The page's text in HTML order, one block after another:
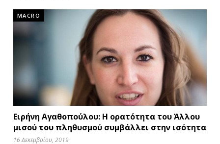
MACRO
Ειρήνη Αγαθοπούλου: Η ορατότητα του Άλλου
μισού του πληθυσμού συμβάλλει στην ισότητα
16 Δεκεμβρίου, 2019